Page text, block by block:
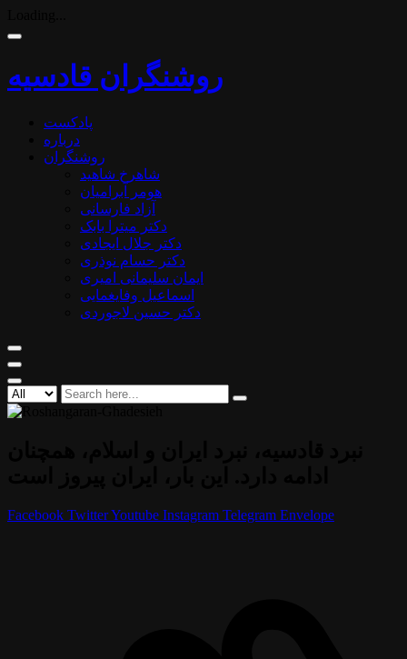
روشنگران قادسیه
پادکست
درباره
روشنگران
شاهرخ شاهید
هومر آبرامیان
آزاد فارسانی
دکتر میترا بابک
دکتر جلال ایجادی
دکتر حسام نوذری
ایمان سلیمانی امیری
اسماعیل وفایغمایی
دکتر حسین لاجوردی
Facebook TwitterYoutube Instagram Telegram Envelope